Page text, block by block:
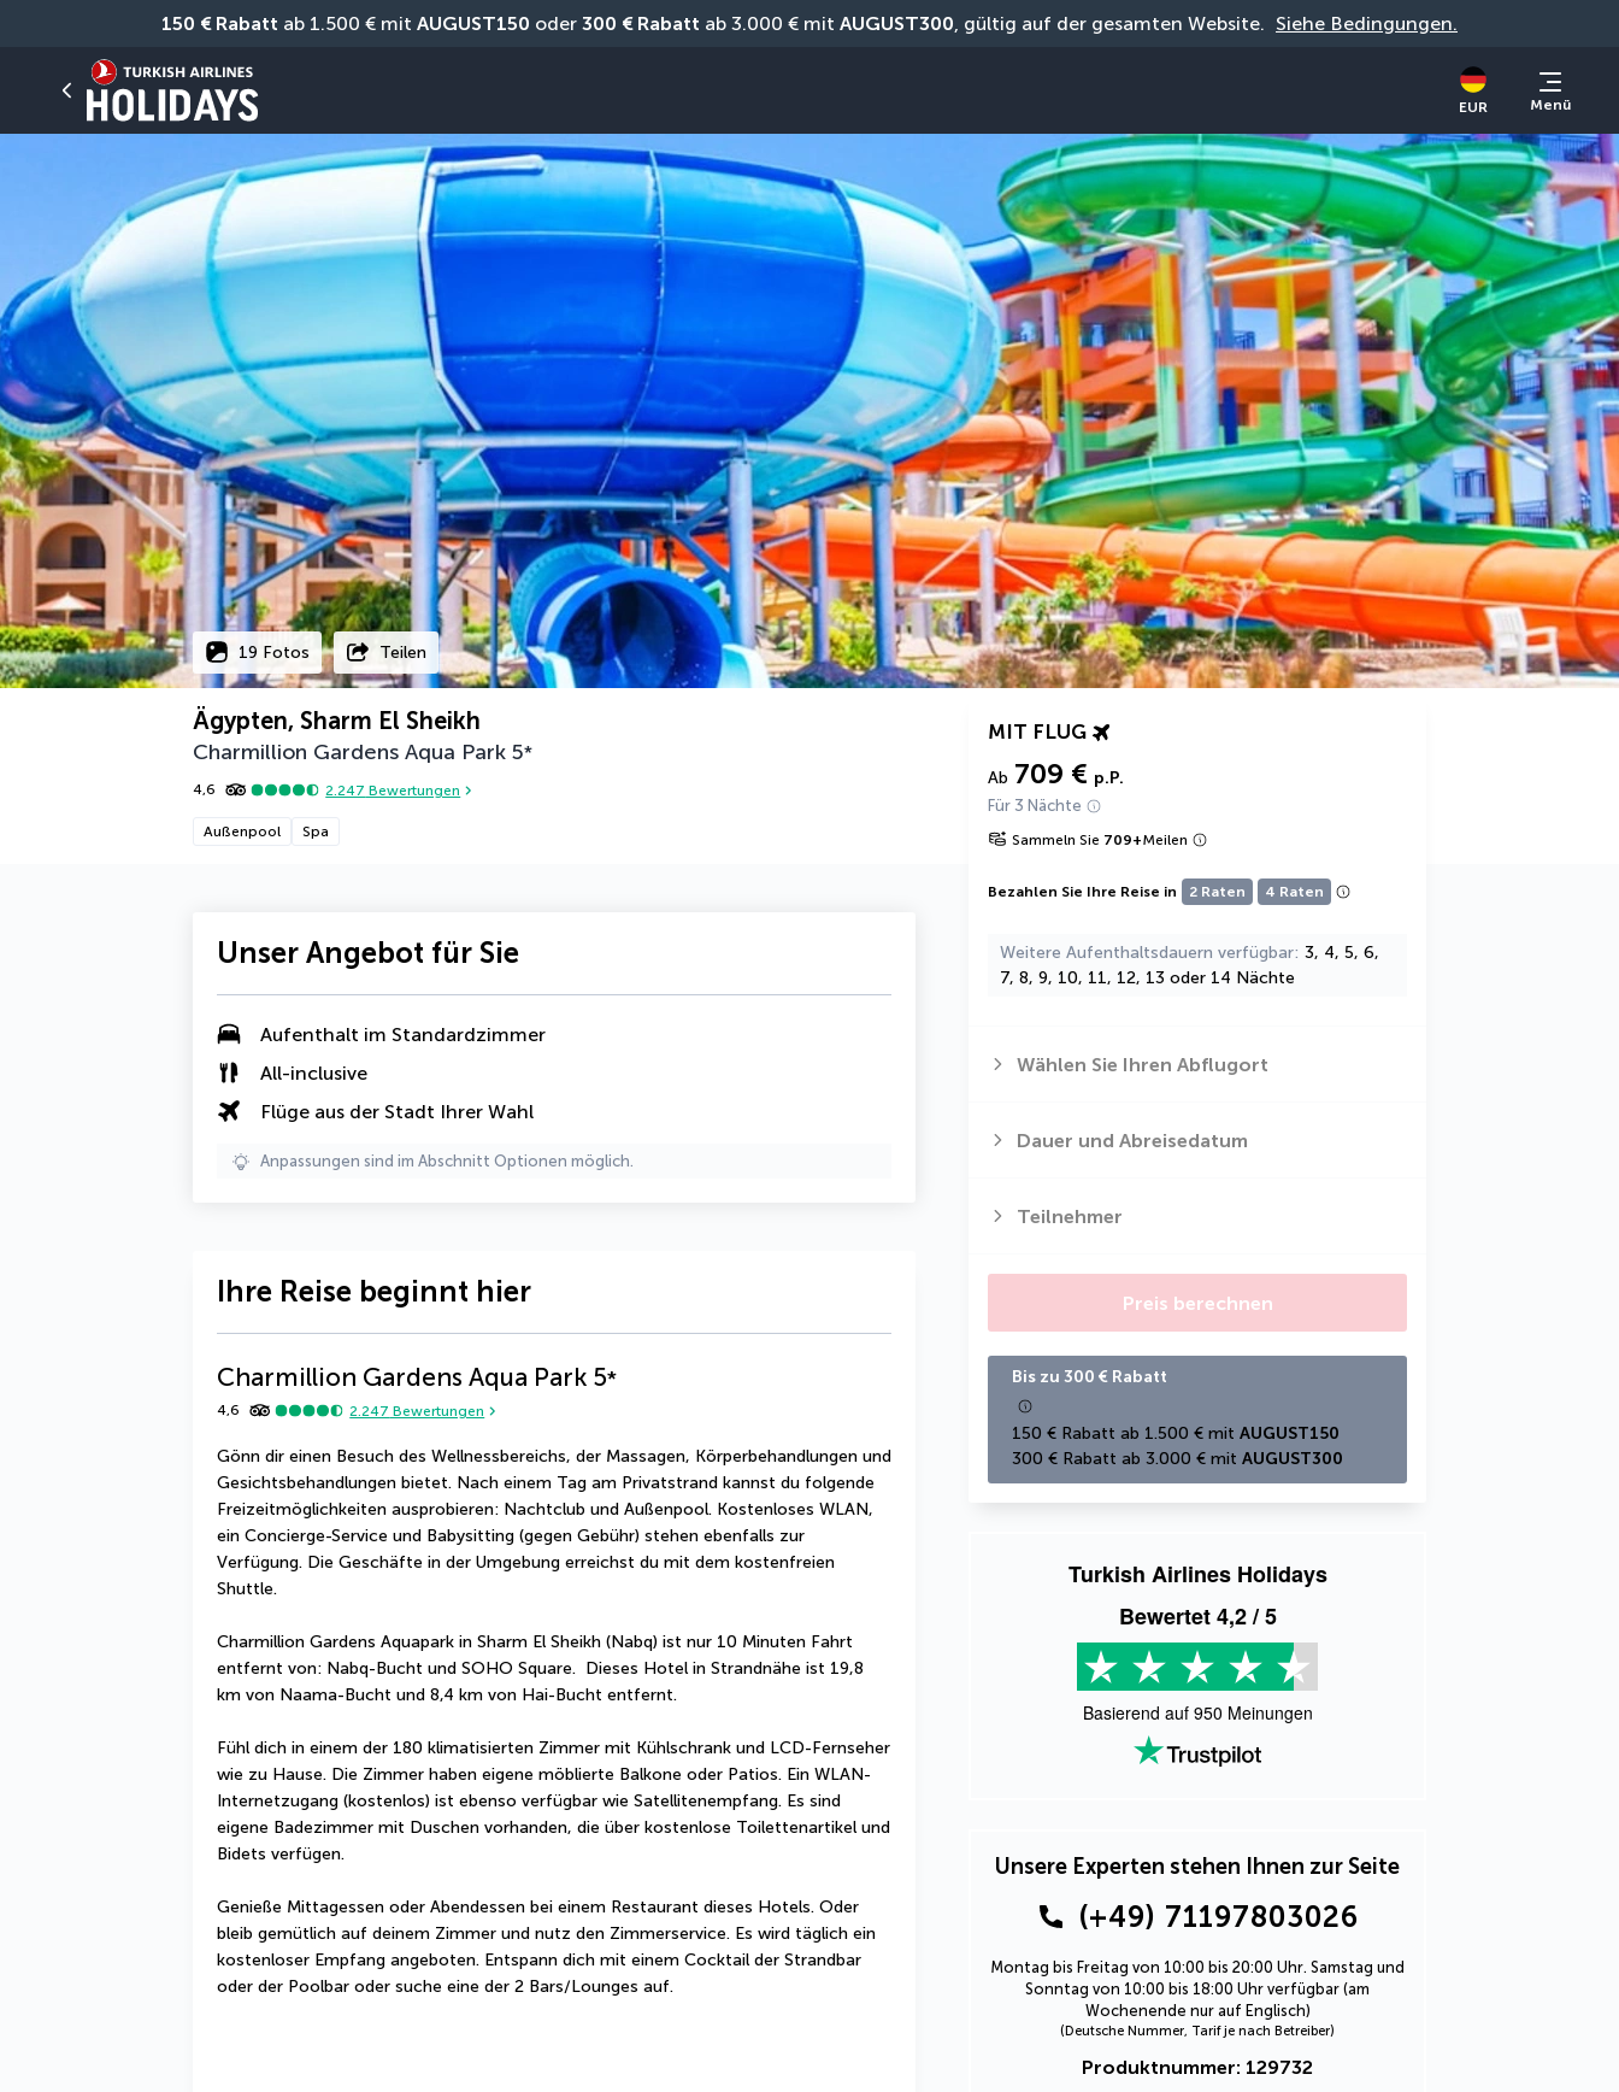
150 € Rabatt ab 1.500 € mit AUGUST150 oder 300 € Rabatt ab 3.000 € mit AUGUST300, gültig auf der gesamten Website. Siehe Bedingungen.
EUR Menü
19 Fotos Teilen
Ägypten, Sharm El Sheikh
Charmillion Gardens Aqua Park 5*
4,6 2.247 Bewertungen
Außenpool Spa
MIT FLUG
Ab 709 € p.P.
Für 3 Nächte
Sammeln Sie 709+Meilen
Bezahlen Sie Ihre Reise in 2 Raten 4 Raten
Weitere Aufenthaltsdauern verfügbar 3, 4, 5, 6,
7, 8, 9, 10, 11, 12, 13 oder 14 Nächte
Wählen Sie Ihren Abflugort
Dauer und Abreisedatum
Teilnehmer
Preis berechnen
Bis zu 300 € Rabatt
150 € Rabatt ab 1.500 € mit AUGUST150
300 € Rabatt ab 3.000 € mit AUGUST300
Turkish Airlines Holidays
Bewertet4,2/ 5
Basierend auf 950 Meinungen
Unsere Experten stehen Ihnen zur Seite
(+49) 71197803026
Montag bis Freitag von 10:00 bis 20:00 Uhr. Samstag und
Sonntag von 10:00 bis 18:00 Uhr verfügbar (am
Wochenende nur auf Englisch)
(Deutsche Nummer, Tarif je nach Betreiber)
Produktnummer: 129732
Unser Angebot für Sie
Aufenthalt im Standardzimmer
All-inclusive
Flüge aus der Stadt Ihrer Wahl
Anpassungen sind im Abschnitt Optionen möglich.
Ihre Reise beginnt hier
Charmillion Gardens Aqua Park 5*
4,6 2.247 Bewertungen
Gönn dir einen Besuch des Wellnessbereichs, der Massagen, Körperbehandlungen und
Gesichtsbehandlungen bietet. Nach einem Tag am Privatstrand kannst du folgende
Freizeitmöglichkeiten ausprobieren: Nachtclub und Außenpool. Kostenloses WLAN,
ein Concierge-Service und Babysitting (gegen Gebühr) stehen ebenfalls zur
Verfügung. Die Geschäfte in der Umgebung erreichst du mit dem kostenfreien
Shuttle.
Charmillion Gardens Aquapark in Sharm El Sheikh (Nabq) ist nur 10 Minuten Fahrt
entfernt von: Nabq-Bucht und SOHO Square.  Dieses Hotel in Strandnähe ist 19,8
km von Naama-Bucht und 8,4 km von Hai-Bucht entfernt.
Fühl dich in einem der 180 klimatisierten Zimmer mit Kühlschrank und LCD-Fernseher
wie zu Hause. Die Zimmer haben eigene möblierte Balkone oder Patios. Ein WLAN-
Internetzugang (kostenlos) ist ebenso verfügbar wie Satellitenempfang. Es sind
eigene Badezimmer mit Duschen vorhanden, die über kostenlose Toilettenartikel und
Bidets verfügen.
Genieße Mittagessen oder Abendessen bei einem Restaurant dieses Hotels. Oder
bleib gemütlich auf deinem Zimmer und nutz den Zimmerservice. Es wird täglich ein
kostenloser Empfang angeboten. Entspann dich mit einem Cocktail der Strandbar
oder der Poolbar oder suche eine der 2 Bars/Lounges auf.